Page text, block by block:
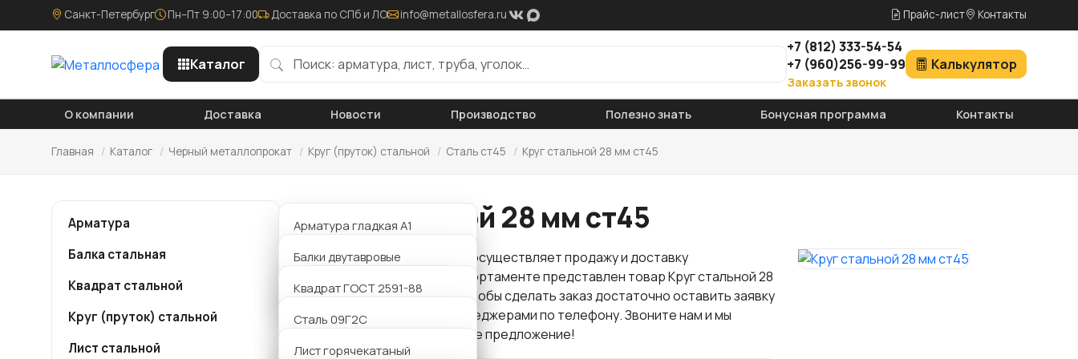
Санкт-Петербург Пн–Пт 9:00–17:00 Доставка по СПб и ЛО info@metallosfera.ru Прайс-лист Контакты
Каталог
+7 (812)333-54-54
+7 (960)256-99-99
Заказать звонок
Калькулятор
О компании Доставка Новости Производство Полезно знать Бонусная программа Контакты
Главная / Каталог / Черный металлопрокат / Круг (пруток) стальной / Сталь ст45 / Круг стальной 28 мм ст45
Арматура
Арматура гладкая А1
Арматура рифленая А3
Арматура АТ800
Балка стальная
Балки двутавровые
Балки Б двутавровые
Балки К двутавровые
Балки Ш двутавровые
Квадрат стальной Квадрат ГОСТ 2591-88
Круг (пруток) стальной
Сталь 09Г2С
Сталь 20
Лист стальной
Лист горячекатаный
Круг стальной 28 мм ст45
Компания "Металлосфера" осуществляет продажу и доставку
. В нашем сортаменте представлен товар Круг стальной 28
мм ст45 по оптовой цене. Чтобы сделать заказ достаточно оставить заявку
или связаться с нашими менеджерами по телефону. Звоните нам и мы
сделаем для Вас интересное предложение!